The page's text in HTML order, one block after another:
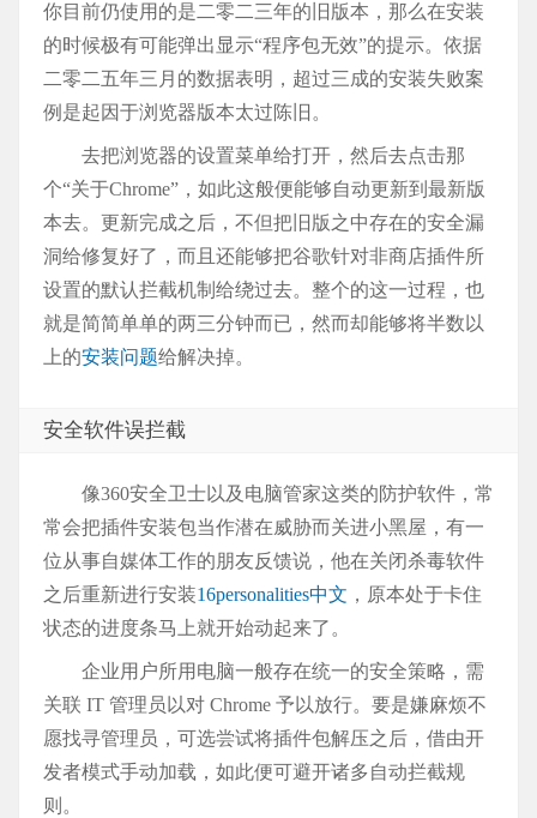
你目前仍使用的是二零二三年的旧版本，那么在安装
的时候极有可能弹出显示“程序包无效”的提示。依据
二零二五年三月的数据表明，超过三成的安装失败案
例是起因于浏览器版本太过陈旧。
去把浏览器的设置菜单给打开，然后去点击那
个“关于Chrome”，如此这般便能够自动更新到最新版
本去。更新完成之后，不但把旧版之中存在的安全漏
洞给修复好了，而且还能够把谷歌针对非商店插件所
设置的默认拦截机制给绕过去。整个的这一过程，也
就是简简单单的两三分钟而已，然而却能够将半数以
上的安装问题给解决掉。
安全软件误拦截
像360安全卫士以及电脑管家这类的防护软件，常
常会把插件安装包当作潜在威胁而关进小黑屋，有一
位从事自媒体工作的朋友反馈说，他在关闭杀毒软件
之后重新进行安装16personalities中文 ，原本处于卡住
状态的进度条马上就开始动起来了。
企业用户所用电脑一般存在统一的安全策略，需
关联 IT 管理员以对 Chrome 予以放行。要是嫌麻烦不
愿找寻管理员，可选尝试将插件包解压之后，借由开
发者模式手动加载，如此便可避开诸多自动拦截规
则。